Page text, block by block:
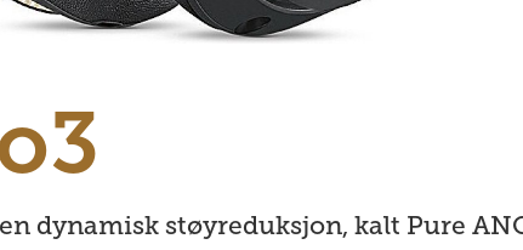
dynamisk støyreduksjon, kalt Pure